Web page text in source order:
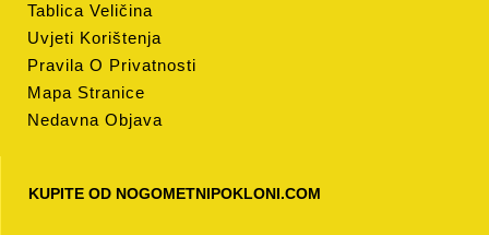
Tablica Veličina
Uvjeti Korištenja
Pravila O Privatnosti
Mapa Stranice
Nedavna Objava
KUPITE OD NOGOMETNIPOKLONI.COM